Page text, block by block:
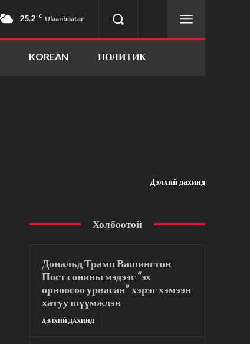
25.2 C Ulaanbaatar
KOREAN ПОЛИТИК
Дэлхий дахинд
Холбоотой
Дональд Трамп Вашингтон
Пост сонины мэдээг “эх
орноосоо урвасан” хэрэг хэмээн
хатуу шүүмжлэв
ДЭЛХИЙ ДАХИНД